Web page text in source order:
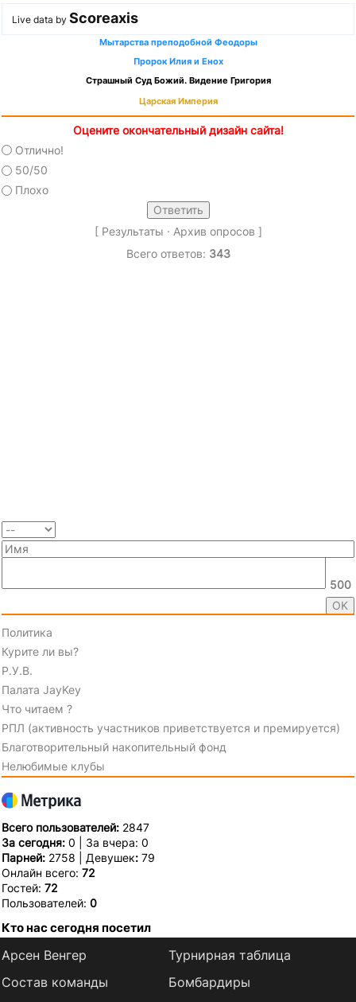
Live data by Scoreaxis
Мытарства преподобной Феодоры
Пророк Илия и Енох
Страшный Суд Божий. Видение Григория
Царская Империя
Оцените окончательный дизайн сайта!
Отлично!
50/50
Плохо
[ Результаты · Архив опросов ]
Всего ответов: 343
500
Политика
Курите ли вы?
Р.У.В.
Палата JayKey
Что читаем ?
РПЛ (активность участников приветствуется и премируется)
Благотворительный накопительный фонд
Нелюбимые клубы
Всего пользователей: 2847
За сегодня: 0 | За вчера: 0
Парней: 2758 | Девушек: 79
Онлайн всего: 72
Гостей: 72
Пользователей: 0
Кто нас сегодня посетил
Арсен Венгер
Состав команды
Турнирная таблица
Бомбардиры